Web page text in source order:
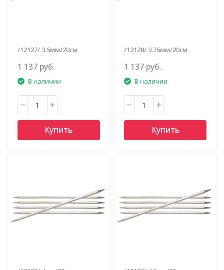
/12127/ 3.5мм/20см
1 137 руб.
В наличии
Купить
/12128/ 3.75мм/20см
1 137 руб.
В наличии
Купить